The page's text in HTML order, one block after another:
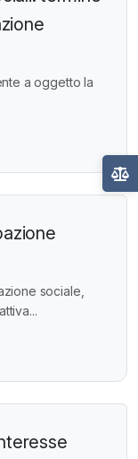
a oggetto la
sociale,